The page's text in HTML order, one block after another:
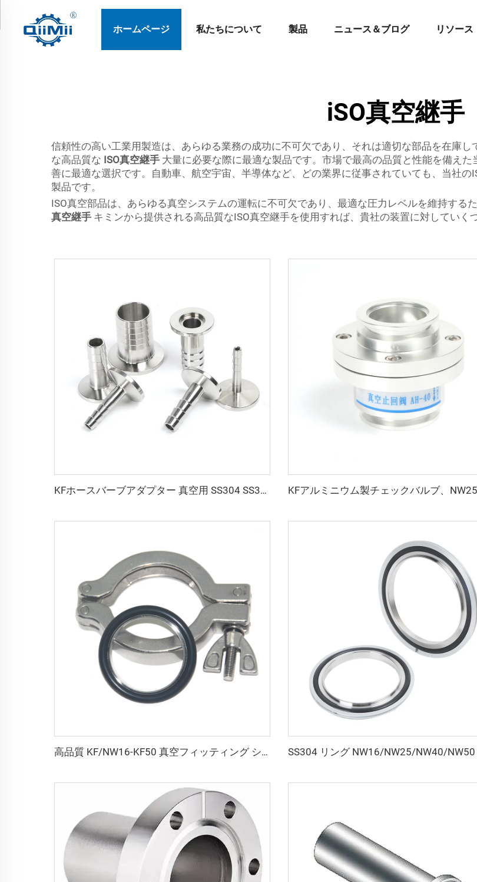
ホームページ 私たちについて 製品 ニュース＆ブログ リソース
iSO真空継手
信頼性の高い工業用製造は、あらゆる業務の成功に不可欠であり、それは適切な部品を在庫
な高品質な ISO真空継手 大量に必要な際に最適な製品です。市場で最高の品質と性能を備え
善に最適な選択です。自動車、航空宇宙、半導体など、どの業界に従事されていても、当社
製品です。
ISO真空部品は、あらゆる真空システムの運転に不可欠であり、最適な圧力レベルを維持する
真空継手 キミンから提供される高品質なISO真空継手を使用すれば、貴社の装置に対していく
KFホースバーブアダプター 真空用 SS304 SS316L ホースバーブアダプター KF16-KF50 NW16-NW50 ステンレス鋼製真空継手 半導体用
高品質 KF/NW16-KF50 真空フィッティング シール SS304ステンレススチール アルミニウム製 ダブルピンクランプ センターリング Oリング 耐久性